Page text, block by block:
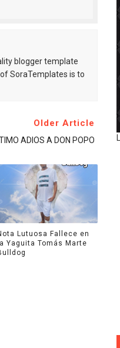
blogger template
SoraTemplates is to
Older Article
ADIOS A DON POPO
Lutuosa Fallece en
la Yaguita Tomás Marte